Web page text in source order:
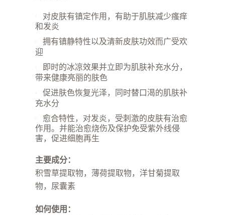
对皮肤有镇定作用，有助于肌肤减少瘙痒
和发炎
拥有镇静特性以及清新皮肤功效而广受欢
迎
即时的冰凉效果并立即为肌肤补充水分，
带来健康亮丽的肤色
促进肤色恢复光泽，同时替口渴的肌肤补
充水分
愈合特性，对发炎，受刺激的皮肤有治愈
作用。并能治愈烧伤及保护免受紫外线侵
害，促进细胞再生
主要成分：
积雪草提取物，薄荷提取物，洋甘菊提取
物，尿囊素
如何使用：